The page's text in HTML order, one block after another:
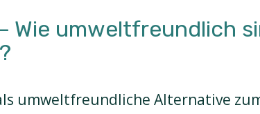
Wie umweltfreundlich
umweltfreundliche Alternative